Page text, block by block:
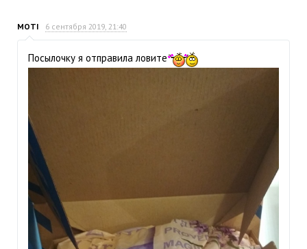
MOTI 6 сентября 2019, 21:40
Посылочку я отправила ловите